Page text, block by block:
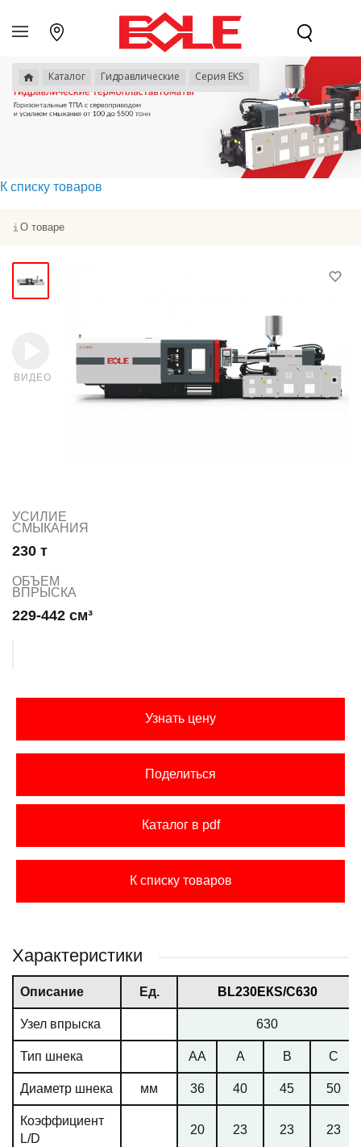
Каталог Гидравлические Серия EKS
К списку товаров
О товаре
ВИДЕО
УСИЛИЕ
СМЫКАНИЯ
230 т
ОБЪЕМ
ВПРЫСКА
229-442 см³
Узнать цену
Поделиться
Каталог в pdf
К списку товаров
Характеристики
Описание Ед. ВL230ЕКS/С630
Узел впрыска 630
Тип шнека AA A B C
Диаметр шнека мм 36 40 45 50
Коэффициент
L/D
20 23 23 23